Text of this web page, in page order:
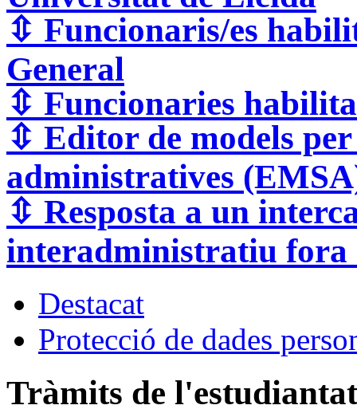
⇳ Funcionaris/es
General
⇳ Funcionaries
⇳ Editor de models
administratives
⇳ Resposta a un
interadministratiu fora
Destacat
Protecció de dades
Tràmits de l'estudiantat